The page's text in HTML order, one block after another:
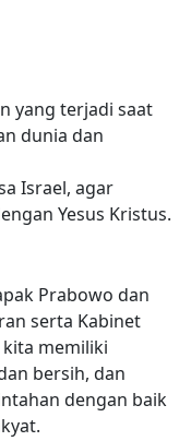
yang terjadi saat
dunia dan
Israel, agar
Yesus Kristus.
Prabowo dan
serta Kabinet
memiliki
bersih, dan
dengan baik